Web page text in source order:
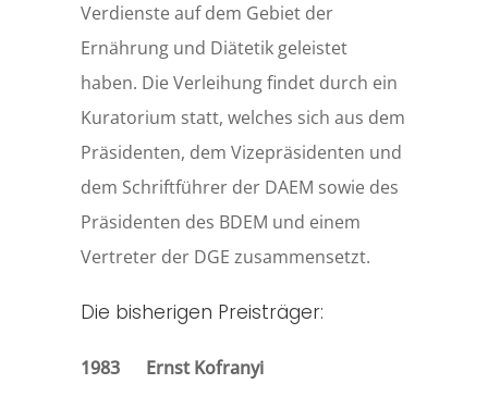
Verdienste auf dem Gebiet der
Ernährung und Diätetik geleistet
haben. Die Verleihung findet durch ein
Kuratorium statt, welches sich aus dem
Präsidenten, dem Vizepräsidenten und
dem Schriftführer der DAEM sowie des
Präsidenten des BDEM und einem
Vertreter der DGE zusammensetzt.
Die bisherigen Preisträger:
1983 Ernst Kofranyi